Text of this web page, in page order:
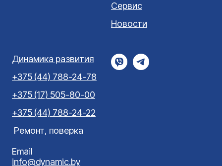
Сервис
Новости
Динамика развития
+375 (44) 788-24-78
+375 (17) 505-80-00
+375 (44) 788-24-22
Ремонт, поверка
Email
info@dynamic.by